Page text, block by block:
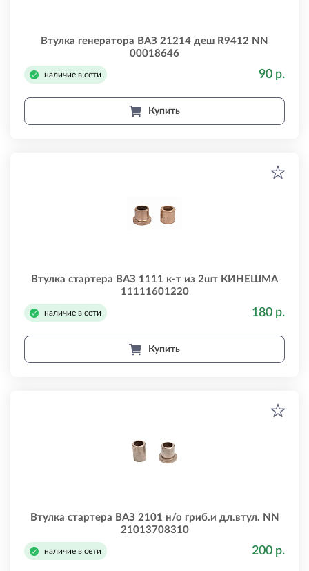
Втулка генератора ВАЗ 21214 деш R9412 NN
00018646
наличие в сети 90 р.
Купить
Втулка стартера ВАЗ 1111 к-т из 2шт КИНЕШМА
11111601220
наличие в сети 180 р.
Купить
Втулка стартера ВАЗ 2101 н/о гриб.и дл.втул. NN
21013708310
наличие в сети 200 р.